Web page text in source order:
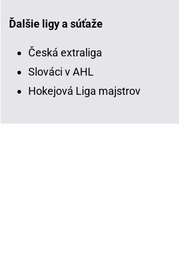
Ďalšie ligy a súťaže
Česká extraliga
Slováci v AHL
Hokejová Liga majstrov